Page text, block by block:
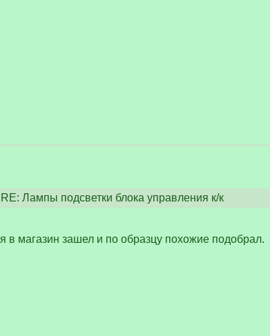
RE: Лампы подсветки блока управления к/к
я в магазин зашел и по образцу похожие подобрал.